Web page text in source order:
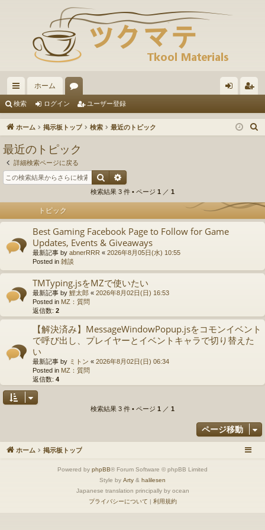
イ
ッ
リ
ン
ホーム
ー
ム
イ ザ
検索 ログイン ユーザー登録
ホーム 掲示板トップ 検索 最近のトピック
最近のトピック
詳細検索ページに戻る
検索
検索結果 3 件 • ページ 1 ／ 1
トピック
Best Gaming Facebook Page to Follow for Game
Updates, Events & Giveaways
最新記事 by abnerRRR « 2026年8月05日(水) 10:55
Posted in 雑談
TMTyping.jsをMZで使いたい
最新記事 by 鯉太郎 « 2026年8月02日(日) 16:53
Posted in MZ：質問
返信数: 2
【解決済み】MessageWindowPopup.jsをコモンイベント
で呼び出し、プレイヤーとイベントキャラで切り替えた
い
最新記事 by ミトン « 2026年8月02日(日) 06:34
Posted in MZ：質問
返信数: 4
検索結果 3 件 • ページ 1 ／ 1
ページ移動
ホーム 掲示板トップ
Powered by phpBB® Forum Software © phpBB Limited
Style by Arty & halilesen
Japanese translation principally by ocean
プライバシーについて | 利用規約